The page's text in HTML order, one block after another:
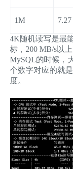
1M
4K随机读写是最
标，200 MB/s以
MySQL的时候，
个数字对应的就
度。